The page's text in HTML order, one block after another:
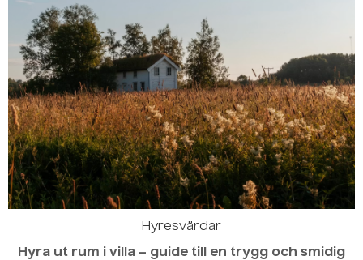
Hyresvärdar
Hyra ut rum i villa – guide till en trygg och smidig